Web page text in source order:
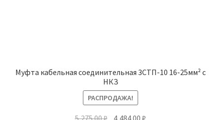
Муфта кабельная соединительная 3СТП-10 16-25мм² с
НКЗ
РАСПРОДАЖА!
Первоначальная